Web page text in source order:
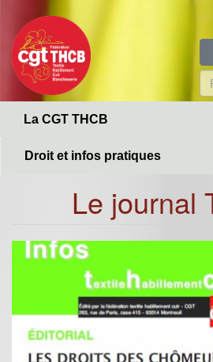
contenu
principal
La CGT THCB
Droit et infos pratiques
Le journal